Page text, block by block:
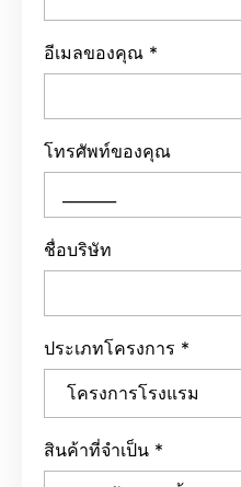
อีเมลของคุณ *
โทรศัพท์ของคุณ
ชื่อบริษัท
ประเภทโครงการ *
สินค้าที่จำเป็น *